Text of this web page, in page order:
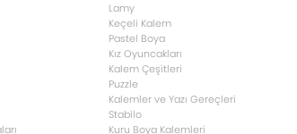
Lamy
Keçeli Kalem
Pastel Boya
Kız Oyuncakları
Kalem Çeşitleri
Puzzle
Kalemler ve Yazı Gereçleri
Stabilo
Kuru Boya Kalemleri